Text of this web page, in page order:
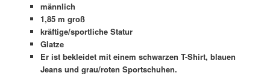
männlich
1,85 m groß
kräftige/sportliche Statur
Glatze
Er ist bekleidet mit einem schwarzen T-Shirt, blauen
Jeans und grau/roten Sportschuhen.